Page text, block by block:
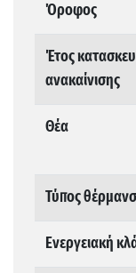
Όροφος
Έτος
ανακαίνισης
Θέα
Τύπος
Ενεργειακή